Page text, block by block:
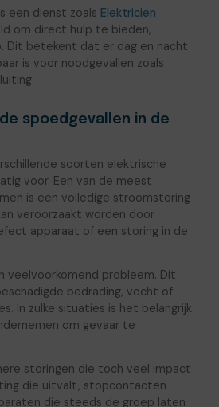
een dienst zoals Elektricien
om direct hulp te bieden,
Dit betekent dat er dag en nacht
is voor noodgevallen zoals
spoedgevallen in de
soorten elektrische
voor. Een van de meest
is een volledige stroomstoring
veroorzaakt worden door
apparaat of een storing in de
veelvoorkomend probleem. Dit
bedrading, vocht of
In zulke situaties is het belangrijk
om gevaar te
storingen die toch veel impact
die uitvalt, stopcontacten
die steeds de groep laten